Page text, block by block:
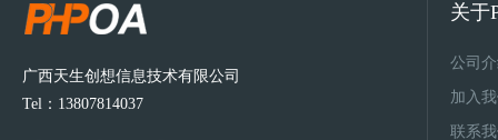
广西天生创想信息技术有限公司
Tel：13807814037
关于
公司
加入
联系